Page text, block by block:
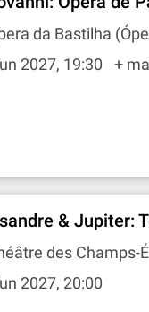
da Bastilha
2027, 19:30
+
& Jupiter:
des Champs-
2027, 20:00